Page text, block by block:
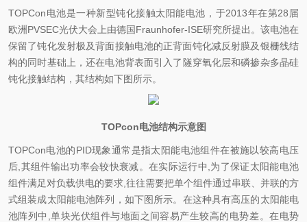
TOPCon电池是一种新型钝化接触太阳能电池，于2013年在第28届
欧洲PVSEC光伏大会上由德国Fraunhofer-ISE研究所提出。该电池在
保留了钝化发射极及背面接触电池的正背面钝化减反射膜及银栅线结
构的同时基础上，还在电池背表面引入了隧穿氧化层和磷掺杂多晶硅
钝化接触结构，其结构如下图所示。
TOPcon电池结构示意图
TOPCon电池的PID现象通常是指太阳能电池组件在被施以较高电压
后,其组件输出功率会较快衰减。在实际运行中,为了保证太阳能电池
组件满足对负载供电的要求,往往需要把单个组件通过串联、并联的方
式组装成太阳能电池阵列，如下图所示。在这种具有高压的太阳能电
池阵列中,单块光伏组件与地面之间容易产生较高的电势差。在电势